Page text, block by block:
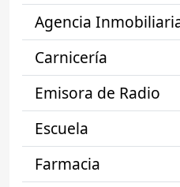
Agencia
Carnicería
Emisora de Radio
Escuela
Farmacia